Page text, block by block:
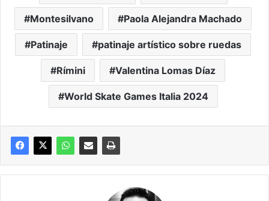
Montesilvano Paola Alejandra Machado
Patinaje patinaje artístico sobre ruedas
Rímini Valentina Lomas Díaz
World Skate Games Italia 2024